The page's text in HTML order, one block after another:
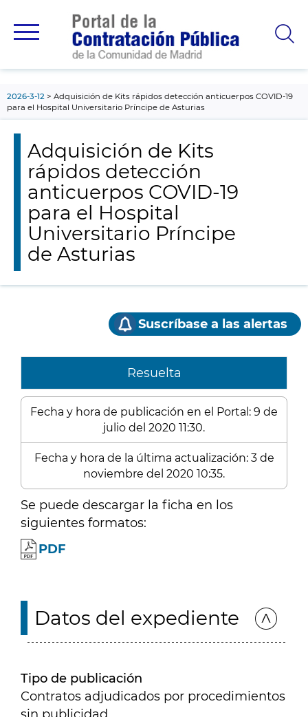
principal
2026-3-12
Adquisición de Kits rápidos detección anticuerpos COVID-19
para el Hospital Universitario Príncipe de Asturias
Adquisición de Kits
rápidos detección
anticuerpos COVID-19
para el Hospital
Universitario Príncipe
de Asturias
Suscríbase a las alertas
Resuelta
Fecha y hora de publicación en el Portal: 9 de
julio del 2020 11:30.
Fecha y hora de la última actualización: 3 de
noviembre del 2020 10:35.
Se puede descargar la ficha en los
siguientes formatos:
PDF
Datos del expediente
Tipo de publicación
Contratos adjudicados por procedimientos